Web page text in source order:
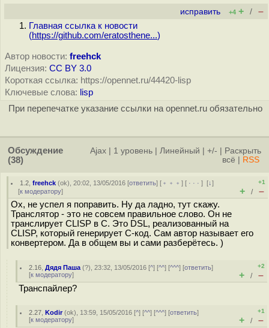
исправить +4 + / –
Главная ссылка к новости
(https://github.com/eratosthene...)
Автор новости: freehck
Лицензия: CC BY 3.0
Короткая ссылка: https://opennet.ru/44420-lisp
Ключевые слова: lisp
При перепечатке указание ссылки на opennet.ru обязательно
Обсуждение
(38)
Ajax 1 уровень Линейный +/-
Раскрыть
всё
RSS
1.2 ,freehck (ok), 20:02, 13/05/2016 [ответить] [ ﹢﹢﹢] [ · · ·][↓]
[к модератору]
+1
+ / –
Ох, не успел я поправить. Ну да ладно, тут скажу.
Транслятор - это не совсем правильное слово. Он не
транслирует CLISP в C. Это DSL, реализованный на
CLISP, который генерирует C-код. Сам автор называет его
конвертером. Да в общем вы и сами разберётесь. )
2.16 ,Дядя Паша (?), 23:32, 13/05/2016 [^] [^^] [^^^] [ответить]
[к модератору]
+2
+ / –
Транспайлер?
2.27 ,Kodir(ok), 13:59, 15/05/2016 [^] [^^] [^^^] [ответить]
[к модератору]
+1
+ / –